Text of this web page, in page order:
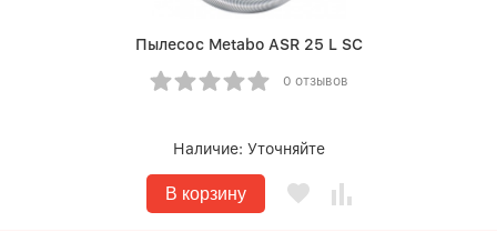
Пылесос Metabo ASR 25 L SC
0 отзывов
Наличие: Уточняйте
В корзину